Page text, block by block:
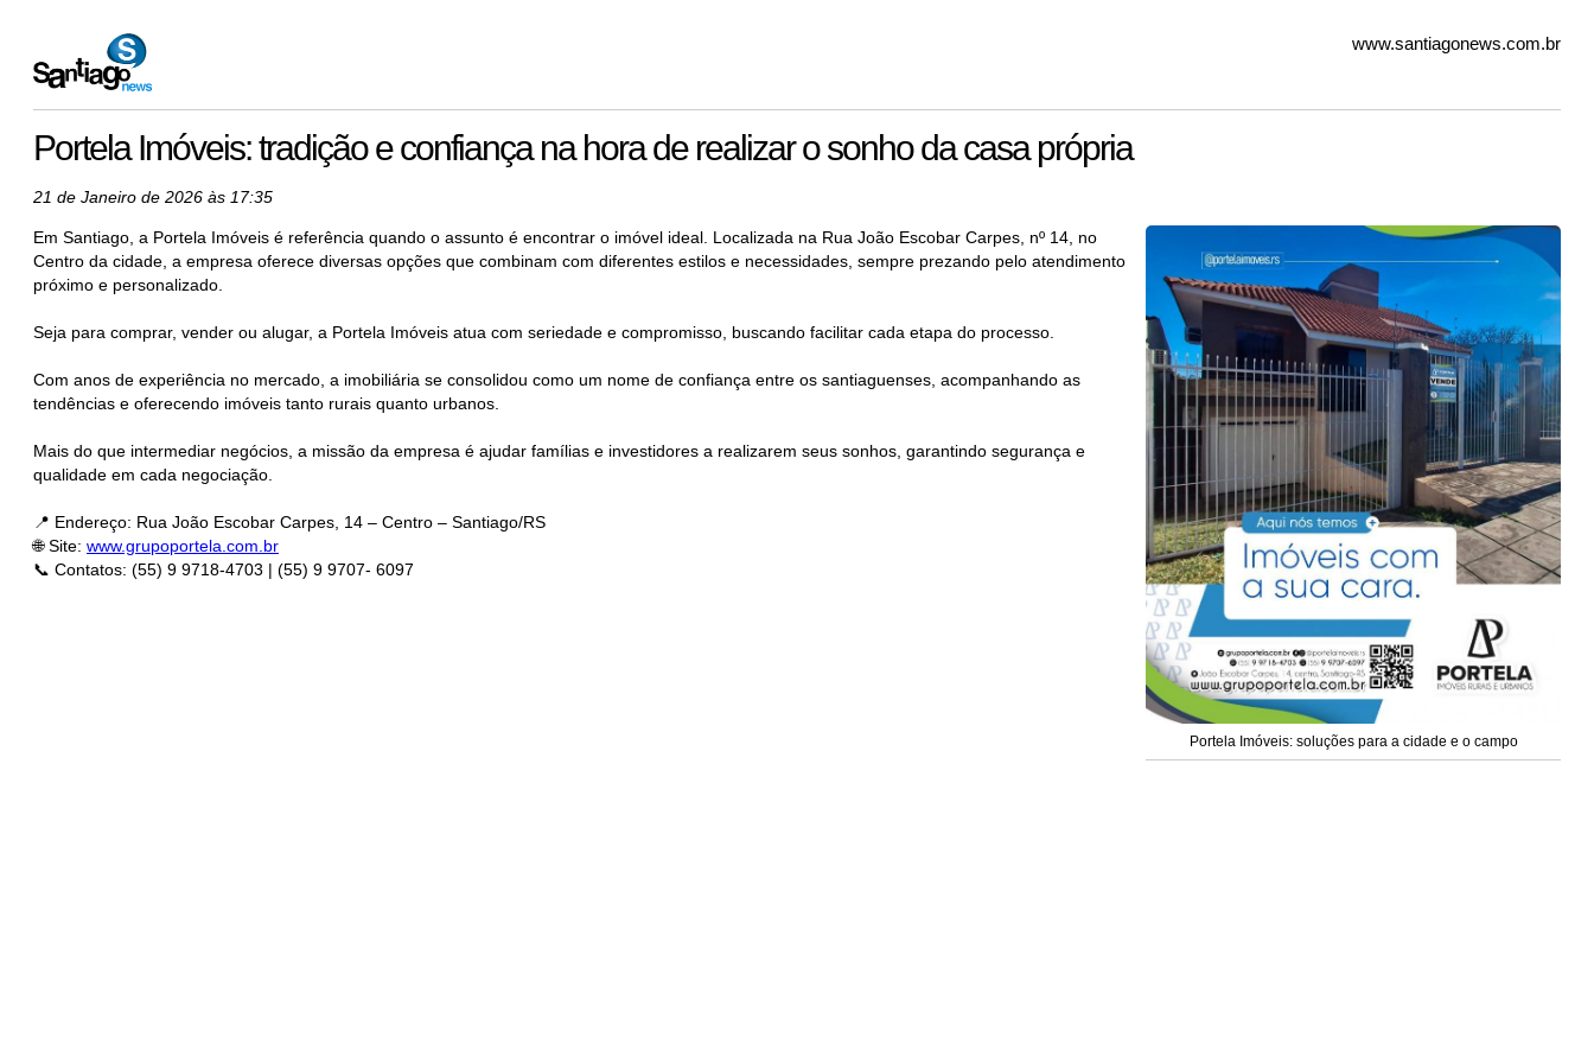
www.santiagonews.com.br
Portela Imóveis: tradição e confiança na hora de realizar o sonho da casa própria
21 de Janeiro de 2026 às 17:35
Portela Imóveis: soluções para a cidade e o campo
Em Santiago, a Portela Imóveis é referência quando o assunto é encontrar o imóvel ideal. Localizada na Rua João Escobar Carpes, nº 14, no
Centro da cidade, a empresa oferece diversas opções que combinam com diferentes estilos e necessidades, sempre prezando pelo atendimento
próximo e personalizado.
Seja para comprar, vender ou alugar, a Portela Imóveis atua com seriedade e compromisso, buscando facilitar cada etapa do processo.
Com anos de experiência no mercado, a imobiliária se consolidou como um nome de confiança entre os santiaguenses, acompanhando as
tendências e oferecendo imóveis tanto rurais quanto urbanos.
Mais do que intermediar negócios, a missão da empresa é ajudar famílias e investidores a realizarem seus sonhos, garantindo segurança e
qualidade em cada negociação.
📍 Endereço: Rua João Escobar Carpes, 14 – Centro – Santiago/RS
🌐 Site: www.grupoportela.com.br
📞 Contatos: (55) 9 9718-4703 | (55) 9 9707- 6097